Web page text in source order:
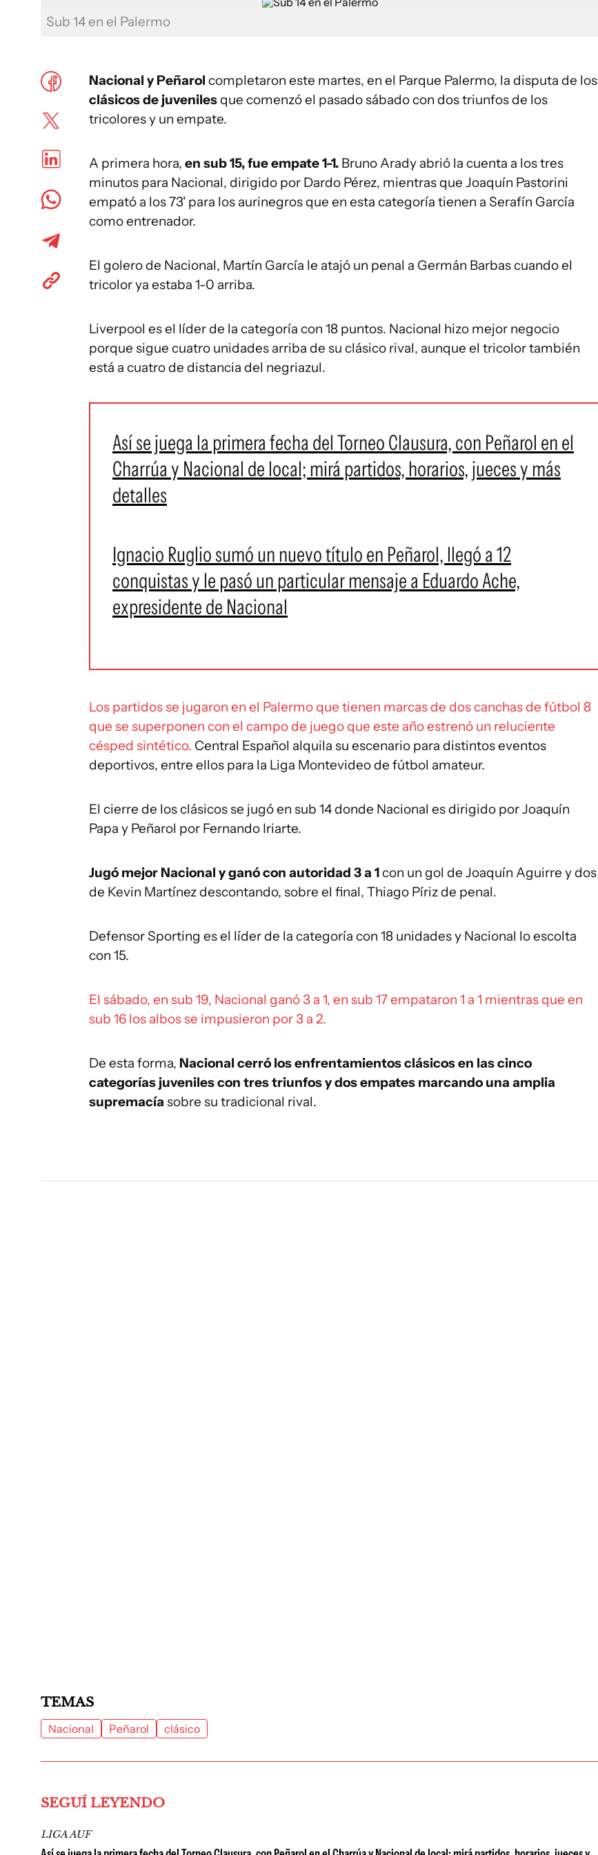
Sub 14 en el Palermo
Nacional y Peñarol completaron este martes, en el Parque Palermo, la disputa de los
clásicos de juvenilesque comenzó el pasado sábado con dos triunfos de los
tricolores y un empate.
A primera hora, en sub 15, fue empate 1-1. Bruno Arady abrió la cuenta a los tres
minutos para Nacional, dirigido por Dardo Pérez, mientras que Joaquín Pastorini
empató a los 73' para los aurinegros que en esta categoría tienen a Serafín García
como entrenador.
El golero de Nacional, Martín García le atajó un penal a Germán Barbas cuando el
tricolor ya estaba 1-0 arriba.
Liverpool es el líder de la categoría con 18 puntos. Nacional hizo mejor negocio
porque sigue cuatro unidades arriba de su clásico rival, aunque el tricolor también
está a cuatro de distancia del negriazul.
Así se juega la primera fecha del Torneo Clausura, con Peñarol en el
Charrúa y Nacional de local; mirá partidos, horarios, jueces y más
detalles
Ignacio Ruglio sumó un nuevo título en Peñarol, llegó a 12
conquistas y le pasó un particular mensaje a Eduardo Ache,
expresidente de Nacional
Los partidos se jugaron en el Palermo que tienen marcas de dos canchas de fútbol 8
que se superponen con el campo de juego que este año estrenó un reluciente
césped sintético. Central Español alquila su escenario para distintos eventos
deportivos, entre ellos para la Liga Montevideo de fútbol amateur.
El cierre de los clásicos se jugó en sub 14 donde Nacional es dirigido por Joaquín
Papa y Peñarol por Fernando Iriarte.
Jugó mejor Nacional y ganó con autoridad 3 a 1con un gol de Joaquín Aguirre y dos
de Kevin Martínez descontando, sobre el final, Thiago Píriz de penal.
Defensor Sporting es el líder de la categoría con 18 unidades y Nacional lo escolta
con 15.
El sábado, en sub 19, Nacional ganó 3 a 1, en sub 17 empataron 1 a 1 mientras que en
sub 16 los albos se impusieron por 3 a 2.
De esta forma, Nacional cerró los enfrentamientos clásicos en las cinco
categorías juveniles con tres triunfos y dos empates marcando una amplia
supremacía sobre su tradicional rival.
TEMAS
Nacional Peñarol clásico
SEGUÍ LEYENDO
LIGA AUF